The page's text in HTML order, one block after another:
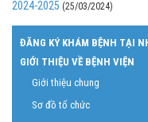
2024-2025 (25/03/2024)
ĐĂNG KÝ KHÁM BỆNH TẠI
GIỚI THIỆU VỀ BỆNH VIỆN
Giới thiệu chung
Sơ đồ tổ chức